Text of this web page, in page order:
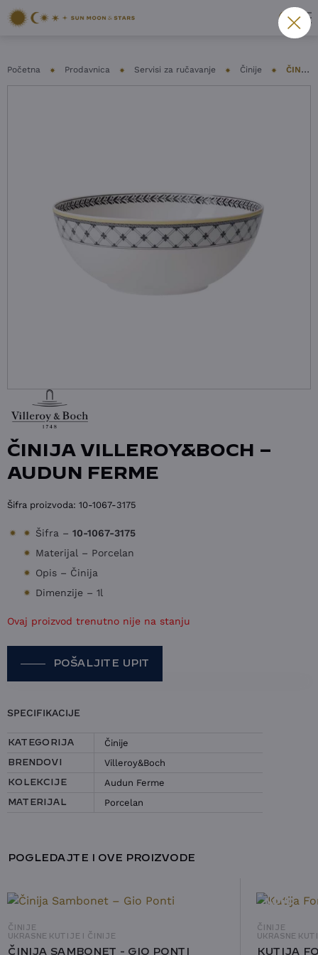
Početna Prodavnica Servisi za ručavanje Činije ČINIJA VILLEROY&BOCH – AUDUN FERME
ČINIJA VILLEROY&BOCH –
AUDUN FERME
Šifra proizvoda: 10-1067-3175
Šifra – 10-1067-3175
Materijal – Porcelan
Opis – Činija
Dimenzije – 1l
Ovaj proizvod trenutno nije na stanju
POŠALJITE UPIT
POŠALJITE UPIT ZA ČINIJA
IME I PREZIME
KONTAKT E-POŠTA
SPECIFIKACIJE
KATEGORIJA Činije
BRENDOVI Villeroy&Boch
KOLEKCIJE Audun Ferme
MATERIJAL Porcelan
POGLEDAJTE I OVE PROIZVODE
ČINIJE
UKRASNE KUTIJE I ČINIJE
ČINIJA SAMBONET - GIO PONTI
NOVO
ČINIJE
UKRASNE
KUTIJA